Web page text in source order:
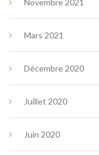
Novembre 2021
Mars 2021
Décembre 2020
Juillet 2020
Juin 2020